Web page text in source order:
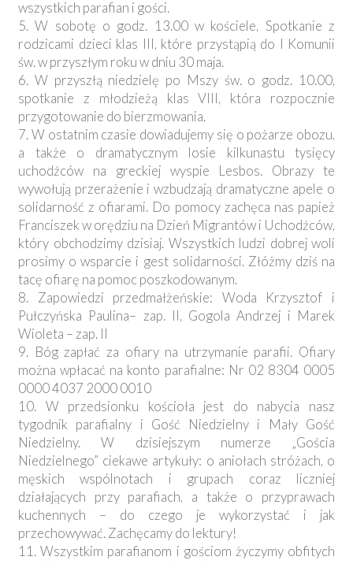
wszystkich parafian i gości.
5. W sobotę o godz. 13.00 w kościele, Spotkanie z
rodzicami dzieci klas III, które przystąpią do I Komunii
św. w przyszłym roku w dniu 30 maja.
6. W przyszłą niedzielę po Mszy św. o godz. 10.00,
spotkanie z młodzieżą klas VIII, która rozpocznie
przygotowanie do bierzmowania.
7. W ostatnim czasie dowiadujemy się o pożarze obozu,
a także o dramatycznym losie kilkunastu tysięcy
uchodźców na greckiej wyspie Lesbos. Obrazy te
wywołują przerażenie i wzbudzają dramatyczne apele o
solidarność z ofiarami. Do pomocy zachęca nas papież
Franciszek w orędziu na Dzień Migrantów i Uchodźców,
który obchodzimy dzisiaj. Wszystkich ludzi dobrej woli
prosimy o wsparcie i gest solidarności. Złóżmy dziś na
tacę ofiarę na pomoc poszkodowanym.
8. Zapowiedzi przedmałżeńskie: Woda Krzysztof i
Pułczyńska Paulina– zap. II, Gogola Andrzej i Marek
Wioleta – zap. II
9. Bóg zapłać za ofiary na utrzymanie parafii. Ofiary
można wpłacać na konto parafialne: Nr 02 8304 0005
0000 4037 2000 0010
10. W przedsionku kościoła jest do nabycia nasz
tygodnik parafialny i Gość Niedzielny i Mały Gość
Niedzielny. W dzisiejszym numerze „Gościa
Niedzielnego” ciekawe artykuły: o aniołach stróżach, o
męskich wspólnotach i grupach coraz liczniej
działających przy parafiach, a także o przyprawach
kuchennych – do czego je wykorzystać i jak
przechowywać. Zachęcamy do lektury!
11. Wszystkim parafianom i gościom życzymy obfitych